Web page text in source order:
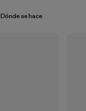
Dónde se hace